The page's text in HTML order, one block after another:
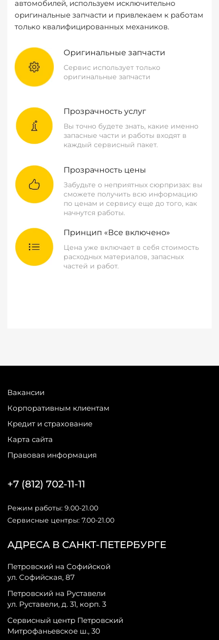
автомобилей, используем исключительно
оригинальные запчасти и привлекаем к работам
только квалифицированных механиков.
Оригинальные запчасти
Сервис использует только
оригинальные запчасти
Прозрачность услуг
Вы точно будете знать, какие именно
запасные части и работы входят в
каждый сервисный пакет.
Прозрачность цены
Забудьте о неприятных сюрпризах: вы
сможете получить всю информацию
по ценам и сервису еще до того, как
начнутся работы.
Принцип «Все включено»
Цена уже включает в себя стоимость
расходных материалов, запасных
частей и работ.
Вакансии
Корпоративным клиентам
Кредит и страхование
Карта сайта
Правовая информация
АДРЕСА В САНКТ-ПЕТЕРБУРГЕ
Петровский на Софийской
ул. Софийская, 87
Петровский на Руставели
ул. Руставели, д. 31, корп. 3
Сервисный центр Петровский
Митрофаньевское ш., 30
+7 (812) 702-11-11
Режим работы: 9.00-21.00
Сервисные центры: 7.00-21.00